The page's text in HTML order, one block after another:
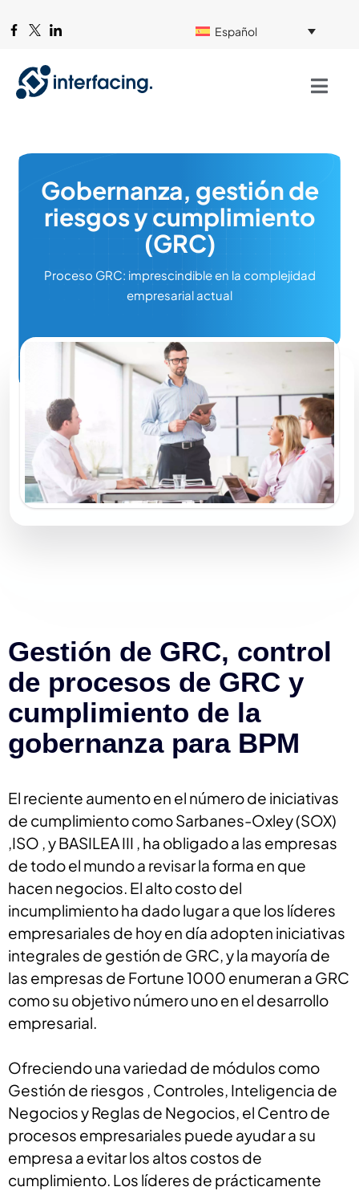
Español
Gobernanza, gestión de
riesgos y cumplimiento
(GRC)
Proceso GRC: imprescindible en la complejidad
empresarial actual
Gestión de GRC, control
de procesos de GRC y
cumplimiento de la
gobernanza para BPM
El reciente aumento en el número de iniciativas
de cumplimiento como Sarbanes-Oxley (SOX)
,ISO , y BASILEA III , ha obligado a las empresas
de todo el mundo a revisar la forma en que
hacen negocios. El alto costo del
incumplimiento ha dado lugar a que los líderes
empresariales de hoy en día adopten iniciativas
integrales de gestión de GRC, y la mayoría de
las empresas de Fortune 1000 enumeran a GRC
como su objetivo número uno en el desarrollo
empresarial.
Ofreciendo una variedad de módulos como
Gestión de riesgos , Controles, Inteligencia de
Negocios y Reglas de Negocios, el Centro de
procesos empresariales puede ayudar a su
empresa a evitar los altos costos de
cumplimiento. Los líderes de prácticamente